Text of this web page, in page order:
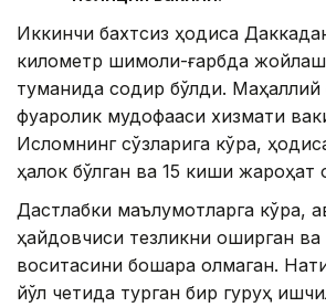
Иккинчи бахтсиз ҳодиса
километр шимоли-ғарбда
туманида содир бўлди. Маҳаллий
фуқаролик мудофааси хизмати
Исломнинг сўзларига кўра,
ҳалок бўлган ва 15 киши жароҳат
Дастлабки маълумотларга кўра,
ҳайдовчиси тезликни оширган ва
воситасини бошқара олмаган.
йўл четида турган бир гуруҳ